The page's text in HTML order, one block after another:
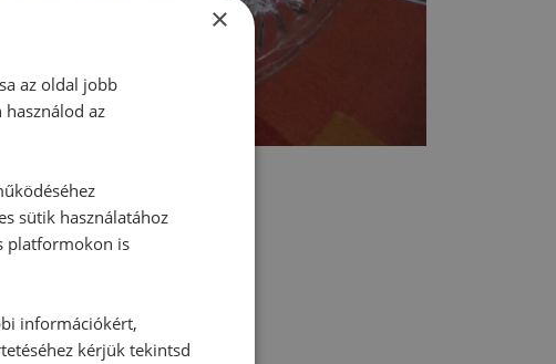
hozzászólás.
×
az oldal jobb
az
sütik használatához
platformokon is
információkért,
kérjük tekintsd